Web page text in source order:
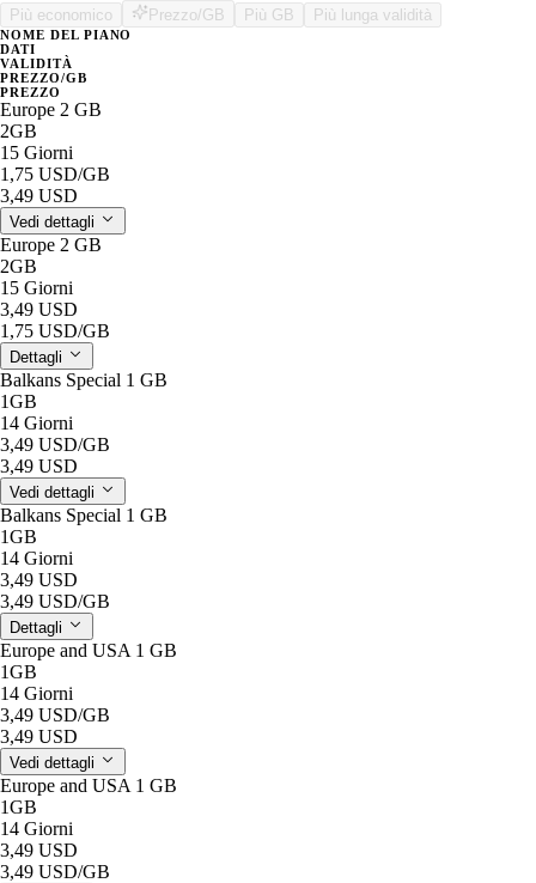
Più economico Prezzo/GB Più GB Più lunga validità
NOME DEL PIANO
DATI
VALIDITÀ
PREZZO/GB
PREZZO
Europe 2 GB
2GB
15 Giorni
1,75 USD/GB
3,49 USD
Vedi dettagli
Europe 2 GB
2GB
15 Giorni
3,49 USD
1,75 USD/GB
Dettagli
Balkans Special 1 GB
1GB
14 Giorni
3,49 USD/GB
3,49 USD
Vedi dettagli
Balkans Special 1 GB
1GB
14 Giorni
3,49 USD
3,49 USD/GB
Dettagli
Europe and USA 1 GB
1GB
14 Giorni
3,49 USD/GB
3,49 USD
Vedi dettagli
Europe and USA 1 GB
1GB
14 Giorni
3,49 USD
3,49 USD/GB